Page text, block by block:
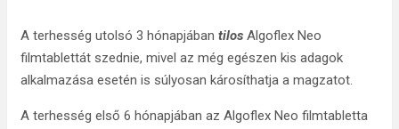
A terhesség utolsó 3 hónapjában tilos Algoflex Neo
filmtablettát szednie, mivel az még egészen kis adagok
alkalmazása esetén is súlyosan károsíthatja a magzatot.
A terhesség első 6 hónapjában az Algoflex Neo filmtabletta